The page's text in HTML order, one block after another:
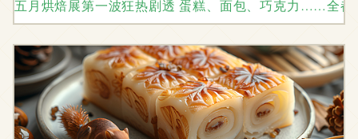
五月烘焙展第一波狂热剧透 蛋糕、面包、巧克力……全都